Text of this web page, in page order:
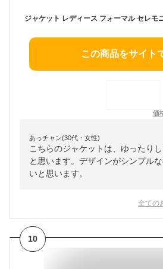
この商品をサイト
価
あっチャン(30代・女性)
こちらのジャケットは、ゆったり
と思います。デザインがシンプル
いと思います。
全ての
10